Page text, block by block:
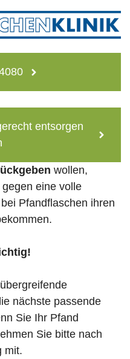
entsorgen
wollen,
eine volle
Pfandflaschen ihren
nächste passende
Sie Ihr Pfand
Sie bitte nach
mit.